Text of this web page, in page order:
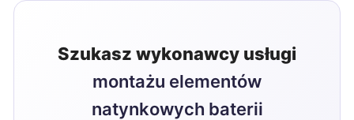
Szukasz wykonawcy usługi
montażu elementów
natynkowych baterii